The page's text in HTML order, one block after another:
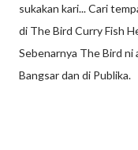
sukakan kari... Cari
di The Bird Curry Fish
Sebenarnya The Bird ni
Bangsar dan di Publika.